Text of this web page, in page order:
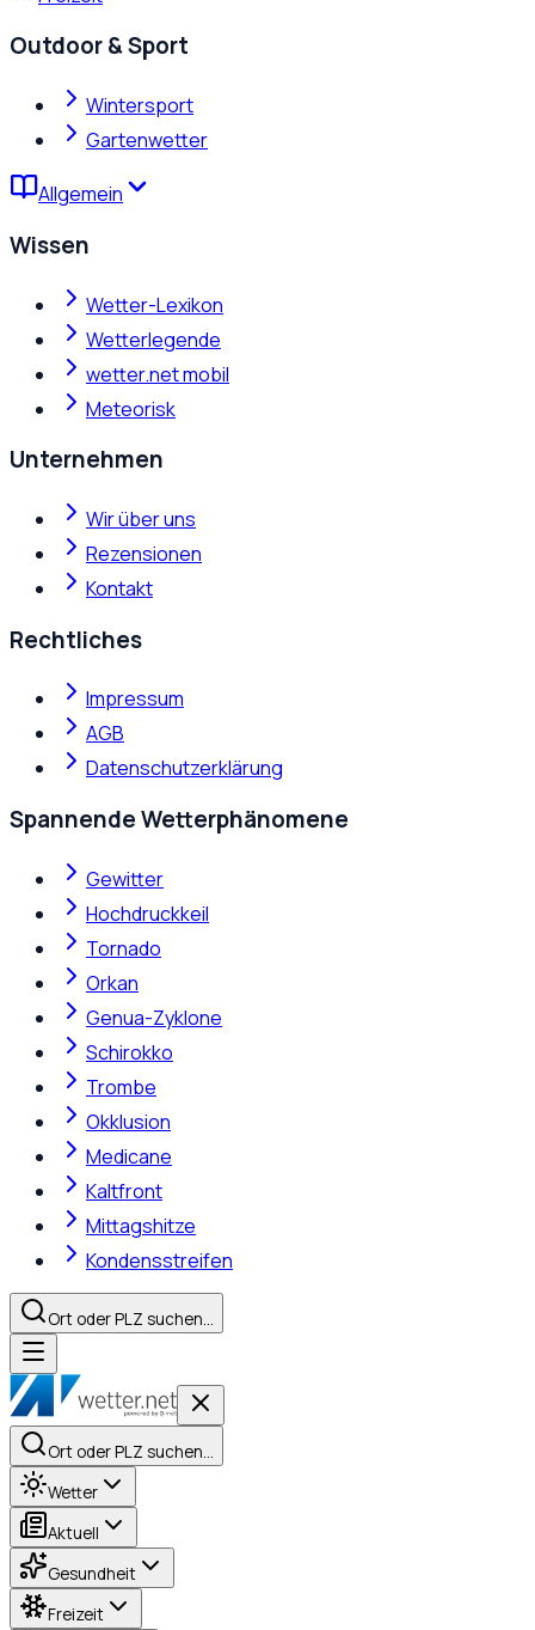
Outdoor & Sport
Wintersport
Gartenwetter
Allgemein
Wissen
Wetter-Lexikon
Wetterlegende
wetter.net mobil
Meteorisk
Unternehmen
Wir über uns
Rezensionen
Kontakt
Rechtliches
Impressum
AGB
Datenschutzerklärung
Spannende Wetterphänomene
Gewitter
Hochdruckkeil
Tornado
Orkan
Genua-Zyklone
Schirokko
Trombe
Okklusion
Medicane
Kaltfront
Mittagshitze
Kondensstreifen
Ort oder PLZ suchen…
Ort oder PLZ suchen…
Wetter
Aktuell
Gesundheit
Freizeit